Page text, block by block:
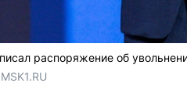
распоряжение об